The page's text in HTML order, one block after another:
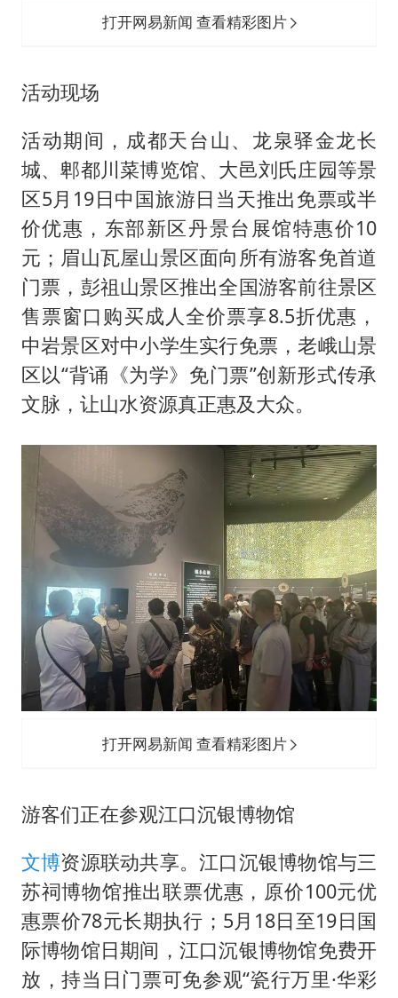
打开网易新闻 查看精彩图片
活动现场
活动期间，成都天台山、龙泉驿金龙长
城、郫都川菜博览馆、大邑刘氏庄园等景
区5月19日中国旅游日当天推出免票或半
价优惠，东部新区丹景台展馆特惠价10
元；眉山瓦屋山景区面向所有游客免首道
门票，彭祖山景区推出全国游客前往景区
售票窗口购买成人全价票享8.5折优惠，
中岩景区对中小学生实行免票，老峨山景
区以“背诵《为学》免门票”创新形式传承
文脉，让山水资源真正惠及大众。
打开网易新闻 查看精彩图片
游客们正在参观江口沉银博物馆
文博资源联动共享。江口沉银博物馆与三
苏祠博物馆推出联票优惠，原价100元优
惠票价78元长期执行；5月18日至19日国
际博物馆日期间，江口沉银博物馆免费开
放，持当日门票可免参观“瓷行万里·华彩